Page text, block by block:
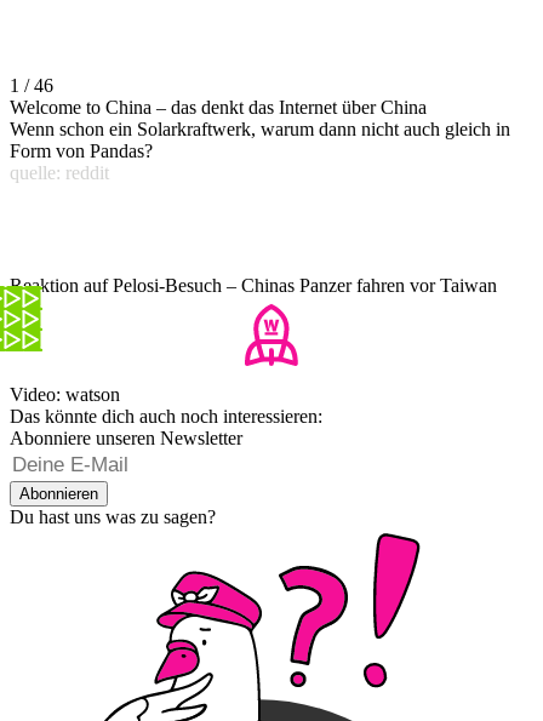
1 / 46
Welcome to China – das denkt das Internet über China
Wenn schon ein Solarkraftwerk, warum dann nicht auch gleich in
Form von Pandas?
quelle: reddit
Reaktion auf Pelosi-Besuch – Chinas Panzer fahren vor Taiwan
auf
Video: watson
Das könnte dich auch noch interessieren:
Abonniere unseren Newsletter
Abonnieren
Du hast uns was zu sagen?